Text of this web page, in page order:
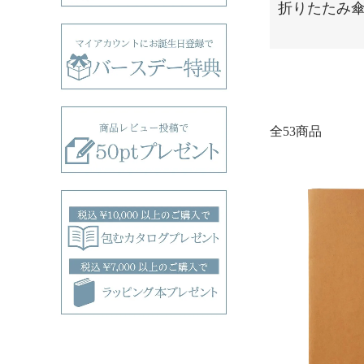
折りたたみ
全53商品